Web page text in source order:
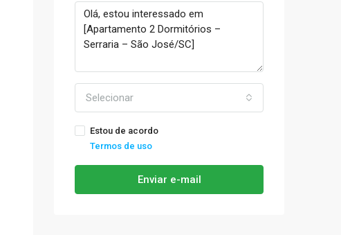
Selecionar
Estou de acordo
Termos de uso
Enviar e-mail